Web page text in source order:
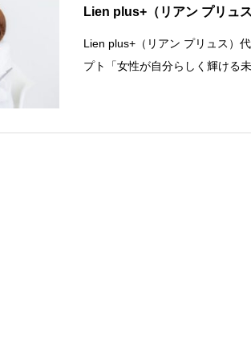
Lien plus+（リアン プリュ
Lien plus+（リアン プリュス）
プト「女性が自分らしく輝ける